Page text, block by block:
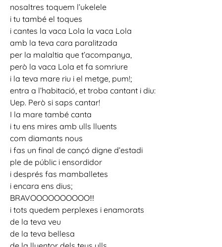
nosaltres toquem l’ukelele
i tu també el toques
i cantes la vaca Lola la vaca Lola
amb la teva cara paralitzada
per la malaltia que t’acompanya,
però la vaca Lola et fa somriure
i la teva mare riu i el metge, pum!;
entra a l’habitació, et troba cantant i diu:
Uep. Però si saps cantar!
I la mare també canta
i tu ens mires amb ulls lluents
com diamants nous
i fas un final de cançó digne d’estadi
ple de públic i ensordidor
i després fas mamballetes
i encara ens dius;
BRAVOOOOOOOOOO!!!
i tots quedem perplexes i enamorats
de la teva veu
de la teva bellesa